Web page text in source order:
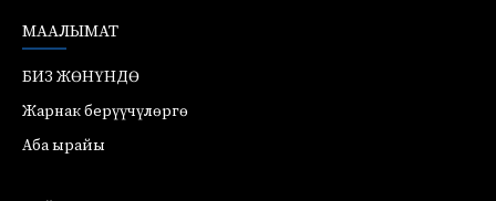
МААЛЫМАТ
БИЗ ЖӨНҮНДӨ
Жарнак берүүчүлөргө
Аба ырайы